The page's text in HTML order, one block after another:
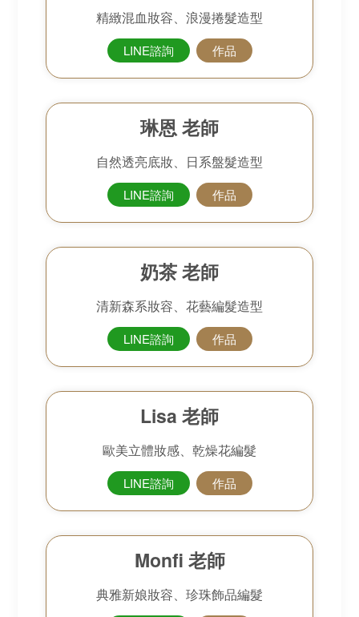
精緻混血妝容、浪漫捲髮造型
LINE諮詢 作品
琳恩 老師
自然透亮底妝、日系盤髮造型
LINE諮詢 作品
奶茶 老師
清新森系妝容、花藝編髮造型
LINE諮詢 作品
Lisa 老師
歐美立體妝感、乾燥花編髮
LINE諮詢 作品
Monfi 老師
典雅新娘妝容、珍珠飾品編髮